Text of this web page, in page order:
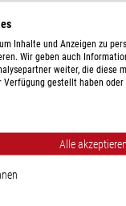
Inhalte und Anzeigen zu
Wir geben auch
weiter, die diese
Verfügung gestellt haben
Alle akzeptieren